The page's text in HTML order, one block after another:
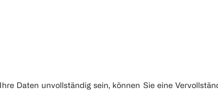
Daten unvollständig sein, können Sie eine